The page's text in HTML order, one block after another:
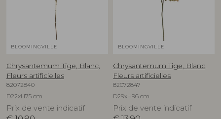
BLOOMINGVILLE
Chrysantemum Tige, Blanc,
Fleurs artificielles
82072840
D22xH75 cm
Prix de vente indicatif
BLOOMINGVILLE
Chrysantemum Tige, Blanc,
Fleurs artificielles
82072847
D29xH96 cm
Prix de vente indicatif